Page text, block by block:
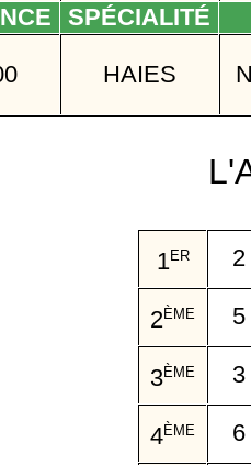
SPÉCIALITÉ
HAIES
1ER 2
2ÈME 5
3ÈME 3
4ÈME 6